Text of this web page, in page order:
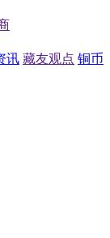
讯 藏友观点 铜币